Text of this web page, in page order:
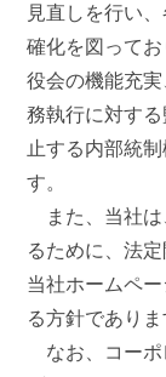
見直しを行い
確化を図って
役会の機能充
務執行に対す
止する内部統
す。
また、当社は
るために、法
当社ホームペ
る方針でありま
なお、コーポ